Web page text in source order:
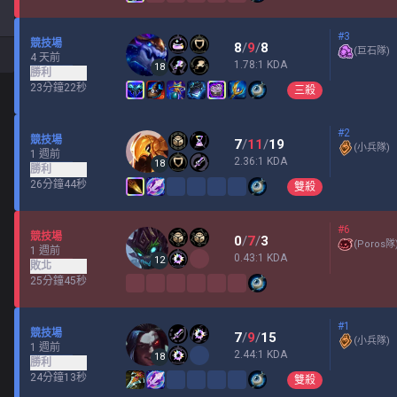
競技場
4 天前
勝利
23分鐘22秒
18
8/9/8
1.78:1 KDA
#3
(巨石隊)
三殺
競技場
1 週前
勝利
26分鐘44秒
18
7/11/19
2.36:1 KDA
#2
(小兵隊)
雙殺
競技場
1 週前
敗北
25分鐘45秒
12
0/7/3
0.43:1 KDA
#6
(Poros隊)
競技場
1 週前
勝利
24分鐘13秒
18
7/9/15
2.44:1 KDA
#1
(小兵隊)
雙殺